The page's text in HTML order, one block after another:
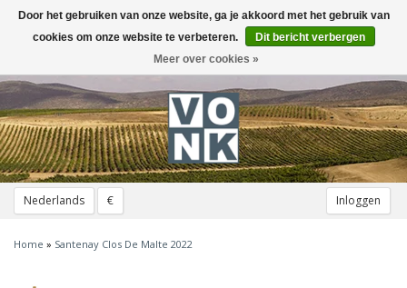
Nederlands € Inloggen
Toggle
navigation
Home » Santenay Clos De Malte 2022
Door het gebruiken van onze website, ga je akkoord met het gebruik van
cookies om onze website te verbeteren.
Dit bericht verbergen
Meer over cookies »